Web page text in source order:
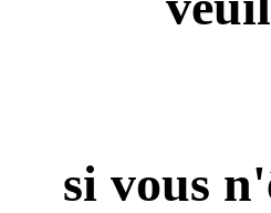
si vous